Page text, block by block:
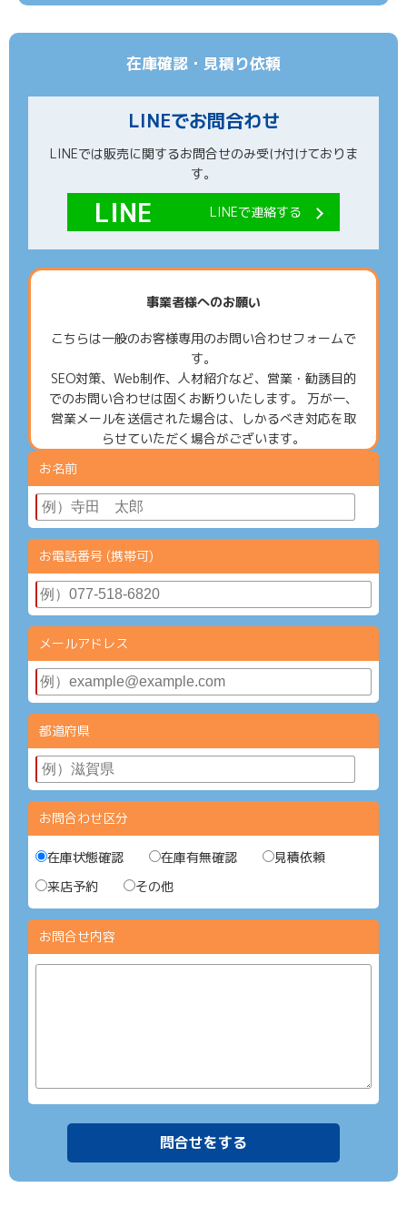
在庫確認・見積り依頼
LINEでお問合わせ
LINEでは販売に関するお問合せのみ受け付けておりま
す。
LINEで連絡する
事業者様へのお願い
こちらは一般のお客様専用のお問い合わせフォームで
す。
SEO対策、Web制作、人材紹介など、営業・勧誘目的
でのお問い合わせは固くお断りいたします。 万が一、
営業メールを送信された場合は、しかるべき対応を取
らせていただく場合がございます。
お名前
お電話番号 (携帯可)
メールアドレス
都道府県
お問合わせ区分
在庫状態確認 在庫有無確認
見積依頼
来店予約
その他
お問合せ内容